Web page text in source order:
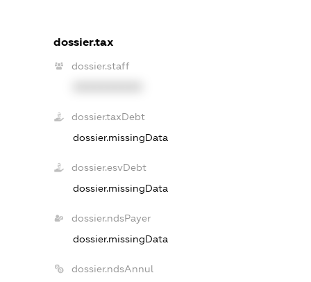
dossier.tax
dossier.staff
dossier.taxDebt
dossier.missingData
dossier.esvDebt
dossier.missingData
dossier.ndsPayer
dossier.missingData
dossier.ndsAnnul